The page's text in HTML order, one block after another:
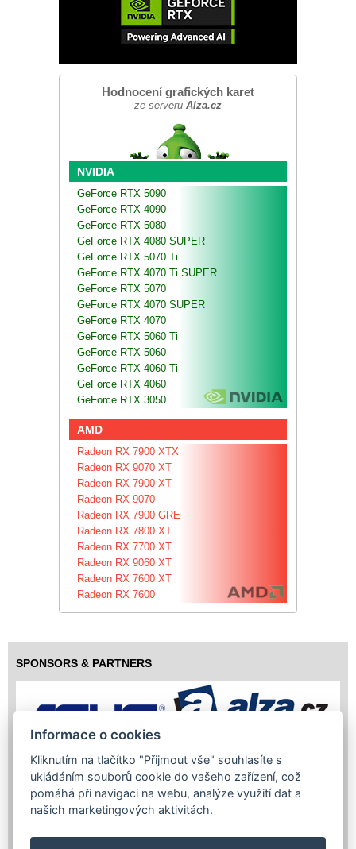
Hodnocení grafických karet
ze serveru Alza.cz
NVIDIA
GeForce RTX 5090
GeForce RTX 4090
GeForce RTX 5080
GeForce RTX 4080 SUPER
GeForce RTX 5070 Ti
GeForce RTX 4070 Ti SUPER
GeForce RTX 5070
GeForce RTX 4070 SUPER
GeForce RTX 4070
GeForce RTX 5060 Ti
GeForce RTX 5060
GeForce RTX 4060 Ti
GeForce RTX 4060
GeForce RTX 3050
AMD
Radeon RX 7900 XTX
Radeon RX 9070 XT
Radeon RX 7900 XT
Radeon RX 9070
Radeon RX 7900 GRE
Radeon RX 7800 XT
Radeon RX 7700 XT
Radeon RX 9060 XT
Radeon RX 7600 XT
Radeon RX 7600
SPONSORS & PARTNERS
Informace o cookies
Kliknutím na tlačítko "Přijmout vše" souhlasíte s
ukládáním souborů cookie do vašeho zařízení, což
pomáhá při navigaci na webu, analýze využití dat a
našich marketingových aktivitách.